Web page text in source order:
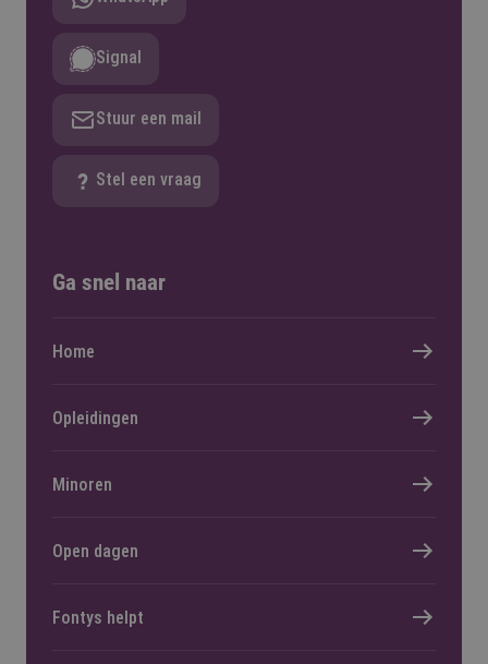
Signal
Stuur een mail
Stel een vraag
Ga snel naar
Home
Opleidingen
Minoren
Open dagen
Fontys helpt